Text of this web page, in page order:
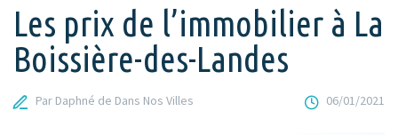
Les prix de l’immobilier à La
Boissière-des-Landes
Par Daphné de Dans Nos Villes 06/01/2021